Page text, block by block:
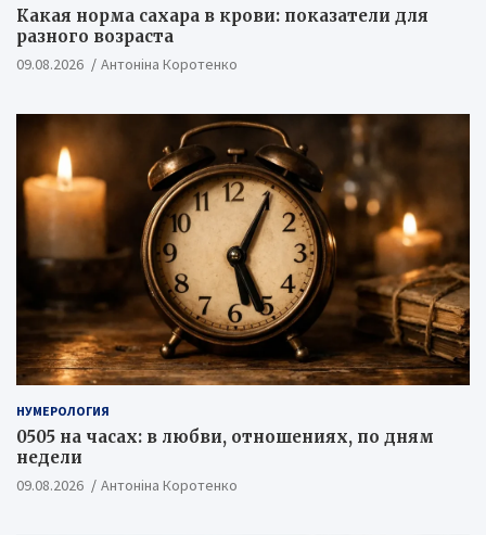
Какая норма сахара в крови: показатели для
разного возраста
09.08.2026 Антоніна Коротенко
НУМЕРОЛОГИЯ
0505 на часах: в любви, отношениях, по дням
недели
09.08.2026 Антоніна Коротенко